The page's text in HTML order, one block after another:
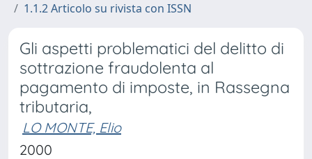
1.1.2 Articolo su rivista con ISSN
Gli aspetti problematici del delitto di
sottrazione fraudolenta al
pagamento di imposte, in Rassegna
tributaria,
LO MONTE, Elio
2000